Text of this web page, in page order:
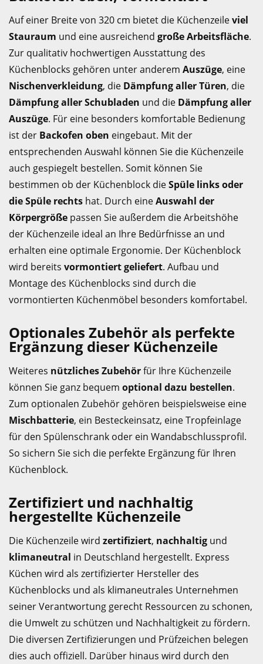
Auf einer Breite von 320 cm bietet die Küchenzeileviel
Stauraum und eine ausreichend große Arbeitsfläche.
Zur qualitativ hochwertigen Ausstattung des
Küchenblocks gehören unter anderem Auszüge, eine
Nischenverkleidung, die Dämpfung aller Türen, die
Dämpfung aller Schubladen und die Dämpfung aller
Auszüge. Für eine besonders komfortable Bedienung
ist der Backofen oben eingebaut. Mit der
entsprechenden Auswahl können Sie die Küchenzeile
auch gespiegelt bestellen. Somit können Sie
bestimmen ob der Küchenblock dieSpüle links oder
die Spüle rechts hat. Durch eineAuswahl der
Körpergröße passen Sie außerdem die Arbeitshöhe
der Küchenzeile ideal an Ihre Bedürfnisse an und
erhalten eine optimale Ergonomie. Der Küchenblock
wird bereits vormontiert geliefert. Aufbau und
Montage des Küchenblocks sind durch die
vormontierten Küchenmöbel besonders komfortabel.
Optionales Zubehör als perfekte
Ergänzung dieser Küchenzeile
Weiteres nützliches Zubehörfür Ihre Küchenzeile
können Sie ganz bequem optional dazu bestellen.
Zum optionalen Zubehör gehören beispielsweise eine
Mischbatterie, ein Besteckeinsatz, eine Tropfeinlage
für den Spülenschrank oder ein Wandabschlussprofil.
So sichern Sie sich die perfekte Ergänzung für Ihren
Küchenblock.
Zertifiziert und nachhaltig
hergestellte Küchenzeile
Die Küchenzeile wird zertifiziert, nachhaltig und
klimaneutral in Deutschland hergestellt. Express
Küchen wird als zertifizierter Hersteller des
Küchenblocks und als klimaneutrales Unternehmen
seiner Verantwortung gerecht Ressourcen zu schonen,
die Umwelt zu schützen und Nachhaltigkeit zu fördern.
Die diversen Zertifizierungen und Prüfzeichen belegen
dies auch offiziell. Darüber hinaus wird durch den